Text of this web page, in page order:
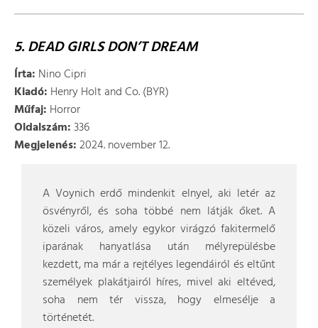
5. DEAD GIRLS DON’T DREAM
Írta: Nino Cipri
Kiadó: Henry Holt and Co. (BYR)
Műfaj: Horror
Oldalszám:336
Megjelenés:2024. november 12.
A Voynich erdő mindenkit elnyel, aki letér az
ösvényről, és soha többé nem látják őket. A
közeli város, amely egykor virágzó fakitermelő
iparának hanyatlása után mélyrepülésbe
kezdett, ma már a rejtélyes legendáiról és eltűnt
személyek plakátjairól híres, mivel aki eltéved,
soha nem tér vissza, hogy elmesélje a
történetét.